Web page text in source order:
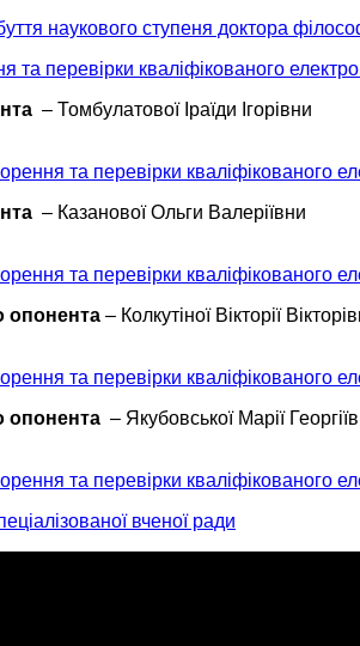
наукового ступеня доктора
та перевірки кваліфікованого
– Томбулатової Іраїди Ігорівни
та перевірки кваліфікованого
– Казанової Ольги Валеріївни
та перевірки кваліфікованого
опонента – Колкутіної Вікторії
та перевірки кваліфікованого
опонента – Якубовської Марії
та перевірки кваліфікованого
вченої ради